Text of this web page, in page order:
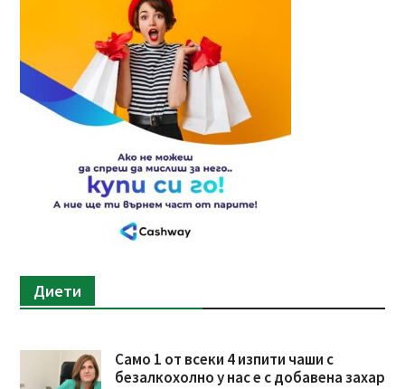
Диети
Само 1 от всеки 4 изпити чаши с
безалкохолно у нас е с добавена захар